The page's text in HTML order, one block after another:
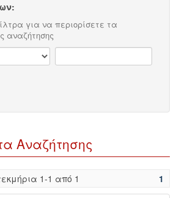
για να περιορίσετε τα
αναζήτησης
Αναζήτησης
1-1 από 1 1